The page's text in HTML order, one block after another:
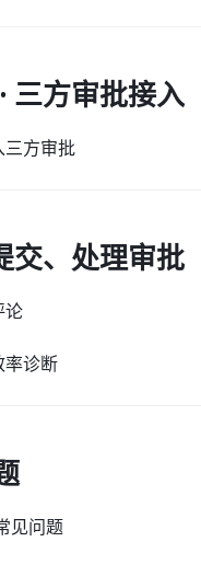
三方审批接入
三方审批
交、处理审批
论
率诊断
见问题